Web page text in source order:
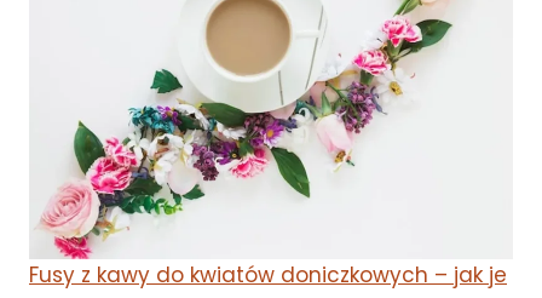
Fusy z kawy do kwiatów doniczkowych – jak je